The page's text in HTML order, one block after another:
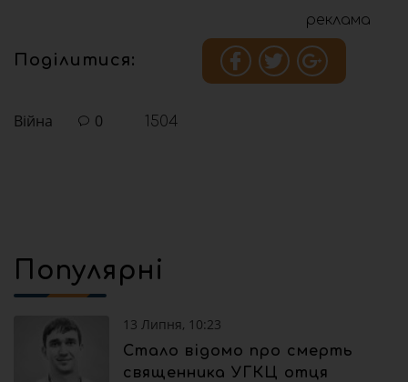
реклама
Поділитися:
Війна 0 1504
Популярні
13 Липня, 10:23
Стало відомо про смерть
священника УГКЦ отця